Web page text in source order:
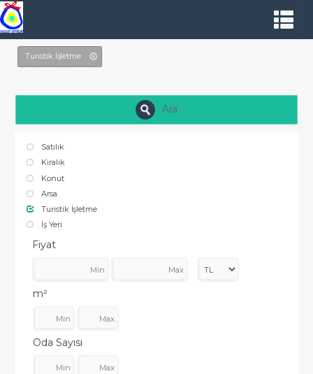
Turistik İşletme
Ara
Satılık
Kiralık
Konut
Arsa
Turistik İşletme
İş Yeri
Fiyat
m²
Oda Sayısı